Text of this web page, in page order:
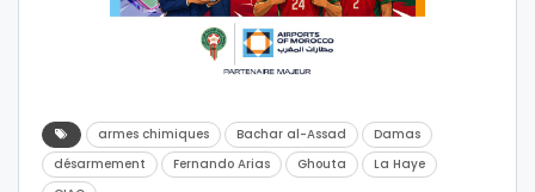
armes chimiques Bachar al-Assad
Damas
désarmement
Fernando Arias Ghouta
La Haye